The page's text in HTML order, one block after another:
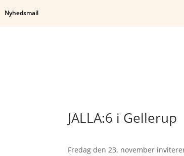
Nyhedsmail
JALLA:6 i Gellerup
Fredag den 23. november